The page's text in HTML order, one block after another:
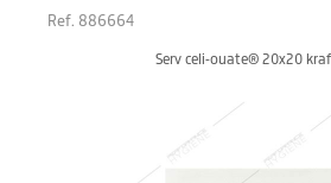
Ref. 886664
Serv celi-ouate® 20x20